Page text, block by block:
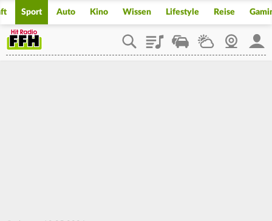
Sport Auto Kino Wissen Lifestyle Reise
PlaylistStaupilotWetterWebcam